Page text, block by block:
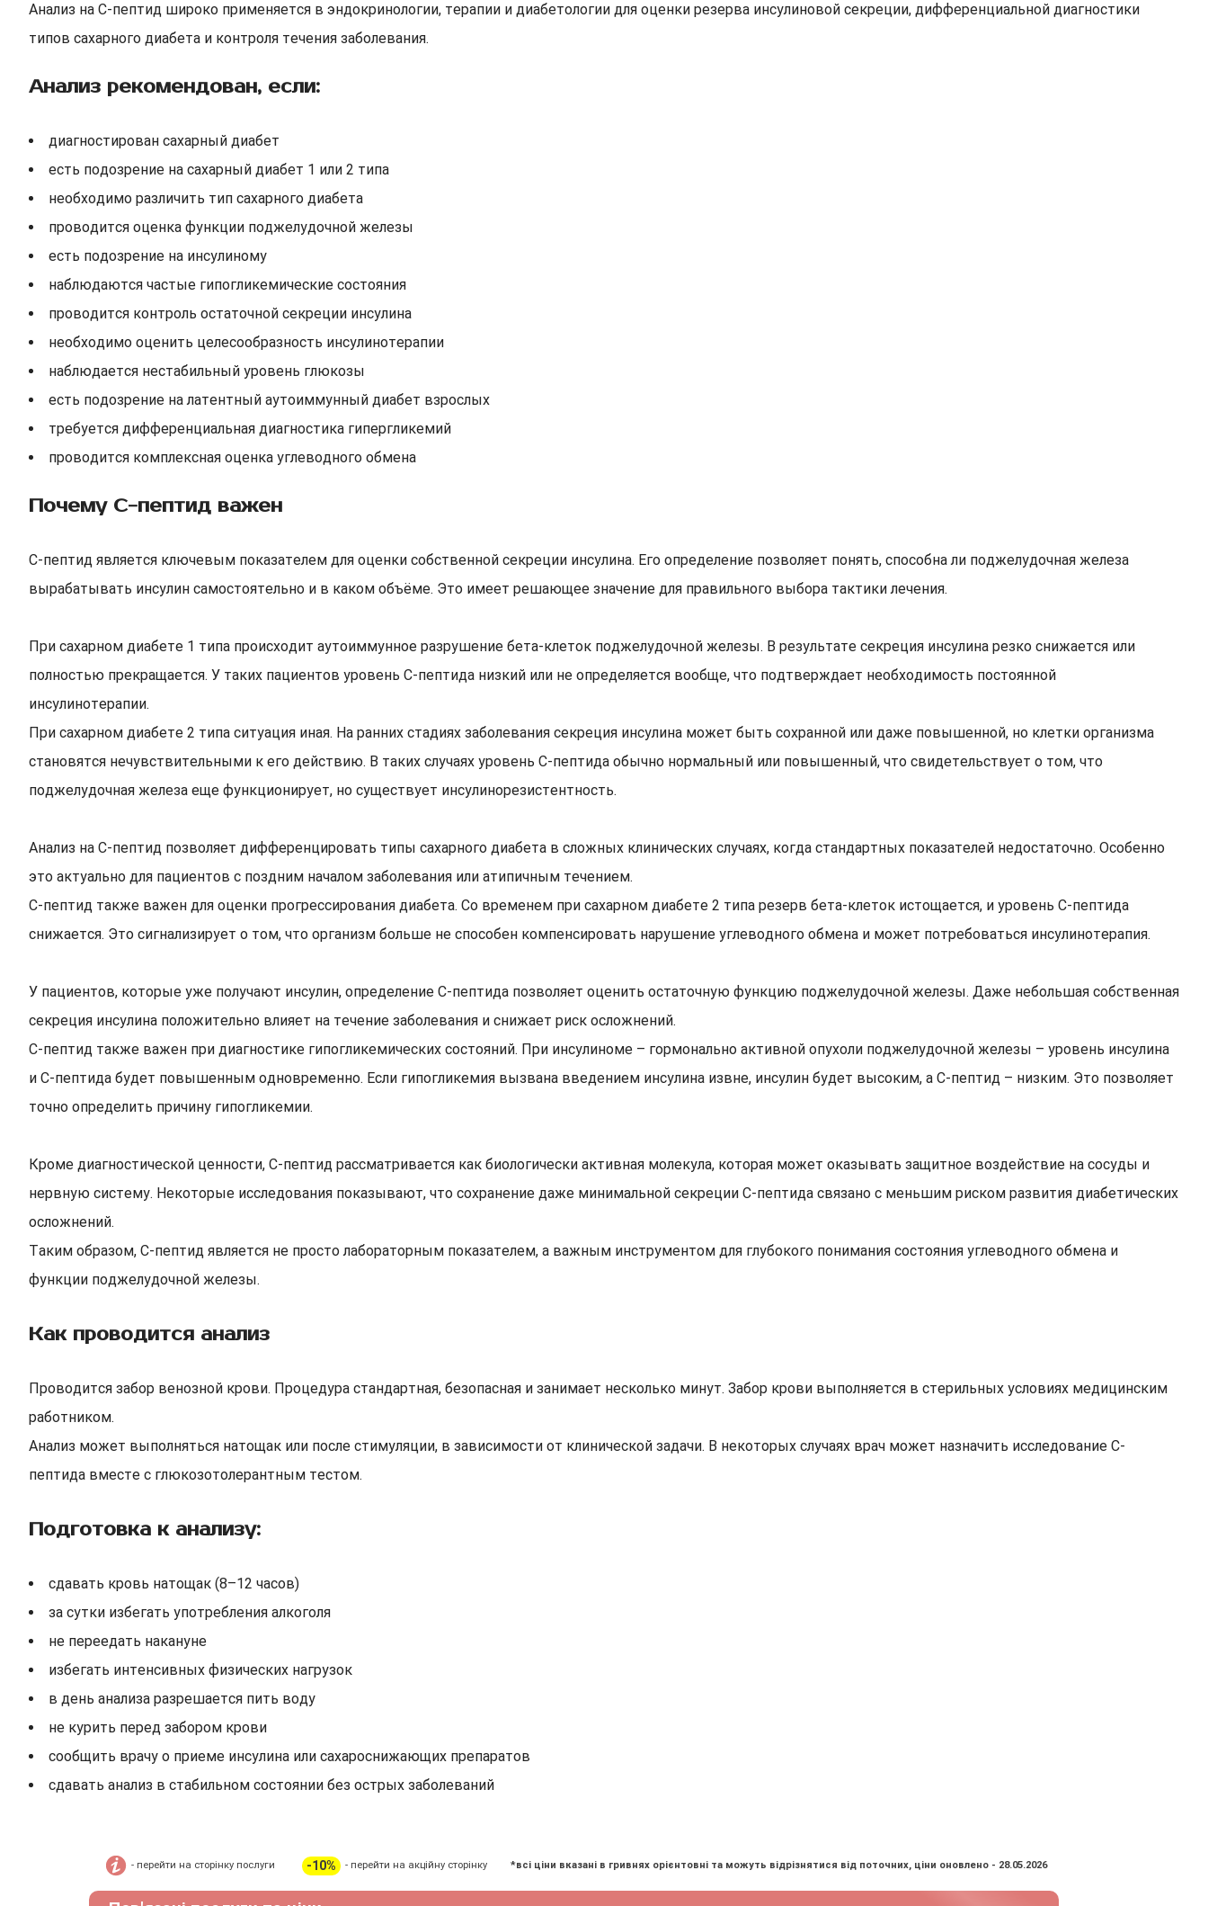
Анализ на С-пептид широко применяется в эндокринологии, терапии и диабетологии для оценки резерва инсулиновой секреции, дифференциальной диагностики
типов сахарного диабета и контроля течения заболевания.
Анализ рекомендован, если:
диагностирован сахарный диабет
есть подозрение на сахарный диабет 1 или 2 типа
необходимо различить тип сахарного диабета
проводится оценка функции поджелудочной железы
есть подозрение на инсулиному
наблюдаются частые гипогликемические состояния
проводится контроль остаточной секреции инсулина
необходимо оценить целесообразность инсулинотерапии
наблюдается нестабильный уровень глюкозы
есть подозрение на латентный аутоиммунный диабет взрослых
требуется дифференциальная диагностика гипергликемий
проводится комплексная оценка углеводного обмена
Почему С-пептид важен
С-пептид является ключевым показателем для оценки собственной секреции инсулина. Его определение позволяет понять, способна ли поджелудочная железа
вырабатывать инсулин самостоятельно и в каком объёме. Это имеет решающее значение для правильного выбора тактики лечения.
При сахарном диабете 1 типа происходит аутоиммунное разрушение бета-клеток поджелудочной железы. В результате секреция инсулина резко снижается или
полностью прекращается. У таких пациентов уровень С-пептида низкий или не определяется вообще, что подтверждает необходимость постоянной
инсулинотерапии.
При сахарном диабете 2 типа ситуация иная. На ранних стадиях заболевания секреция инсулина может быть сохранной или даже повышенной, но клетки организма
становятся нечувствительными к его действию. В таких случаях уровень С-пептида обычно нормальный или повышенный, что свидетельствует о том, что
поджелудочная железа еще функционирует, но существует инсулинорезистентность.
Анализ на С-пептид позволяет дифференцировать типы сахарного диабета в сложных клинических случаях, когда стандартных показателей недостаточно. Особенно
это актуально для пациентов с поздним началом заболевания или атипичным течением.
С-пептид также важен для оценки прогрессирования диабета. Со временем при сахарном диабете 2 типа резерв бета-клеток истощается, и уровень С-пептида
снижается. Это сигнализирует о том, что организм больше не способен компенсировать нарушение углеводного обмена и может потребоваться инсулинотерапия.
У пациентов, которые уже получают инсулин, определение С-пептида позволяет оценить остаточную функцию поджелудочной железы. Даже небольшая собственная
секреция инсулина положительно влияет на течение заболевания и снижает риск осложнений.
С-пептид также важен при диагностике гипогликемических состояний. При инсулиноме – гормонально активной опухоли поджелудочной железы – уровень инсулина
и С-пептида будет повышенным одновременно. Если гипогликемия вызвана введением инсулина извне, инсулин будет высоким, а С-пептид – низким. Это позволяет
точно определить причину гипогликемии.
Кроме диагностической ценности, С-пептид рассматривается как биологически активная молекула, которая может оказывать защитное воздействие на сосуды и
нервную систему. Некоторые исследования показывают, что сохранение даже минимальной секреции С-пептида связано с меньшим риском развития диабетических
осложнений.
Таким образом, С-пептид является не просто лабораторным показателем, а важным инструментом для глубокого понимания состояния углеводного обмена и
функции поджелудочной железы.
Как проводится анализ
Проводится забор венозной крови. Процедура стандартная, безопасная и занимает несколько минут. Забор крови выполняется в стерильных условиях медицинским
работником.
Анализ может выполняться натощак или после стимуляции, в зависимости от клинической задачи. В некоторых случаях врач может назначить исследование С-
пептида вместе с глюкозотолерантным тестом.
Подготовка к анализу:
сдавать кровь натощак (8–12 часов)
за сутки избегать употребления алкоголя
не переедать накануне
избегать интенсивных физических нагрузок
в день анализа разрешается пить воду
не курить перед забором крови
сообщить врачу о приеме инсулина или сахароснижающих препаратов
сдавать анализ в стабильном состоянии без острых заболеваний
- перейти на сторінку послуги -10% - перейти на акційну сторінку *всі ціни вказані в гривнях орієнтовні та можуть відрізнятися від поточних, ціни оновлено - 28.05.2026